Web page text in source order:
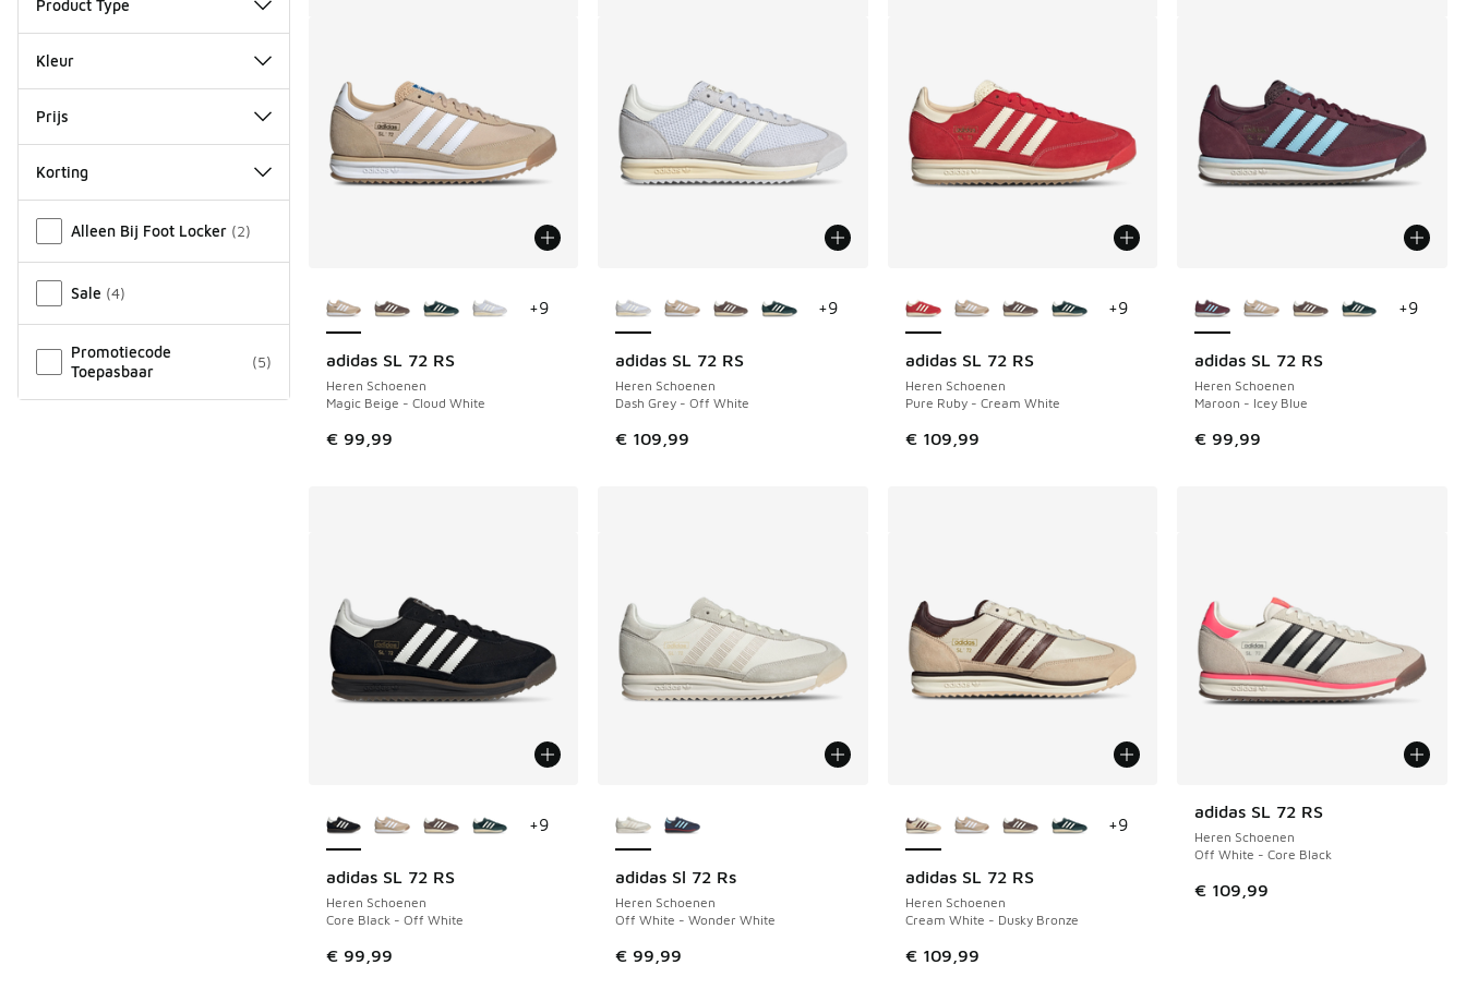
Product Type
Kleur
Prijs
Korting
Alleen Bij Foot Locker (2)
Sale (4)
Promotiecode
Toepasbaar
(5) adidas SL 72 RS
Heren Schoenen
Magic Beige - Cloud White
€ 99,99
+9
adidas SL 72 RS
Heren Schoenen
Dash Grey - Off White
€ 109,99
+9
adidas SL 72 RS
Heren Schoenen
Pure Ruby - Cream White
€ 109,99
+9
adidas SL 72 RS
Heren Schoenen
Maroon - Icey Blue
€ 99,99
+9
adidas SL 72 RS
Heren Schoenen
Core Black - Off White
€ 99,99
+9
adidas Sl 72 Rs
Heren Schoenen
Off White - Wonder White
€ 99,99
adidas SL 72 RS
Heren Schoenen
Cream White - Dusky Bronze
€ 109,99
+9
adidas SL 72 RS
Heren Schoenen
Off White - Core Black
€ 109,99